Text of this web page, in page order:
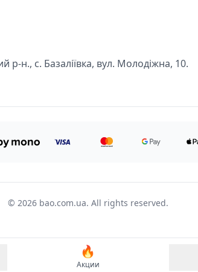
р-н., с. Базаліївка, вул. Молодіжна, 10.
© 2026 bao.com.ua. All rights reserved.
🔥
Акции